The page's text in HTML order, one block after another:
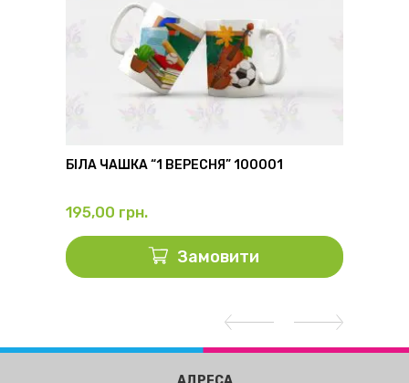
БІЛА ЧАШКА “1 ВЕРЕСНЯ” 100001
195,00 грн.
Замовити